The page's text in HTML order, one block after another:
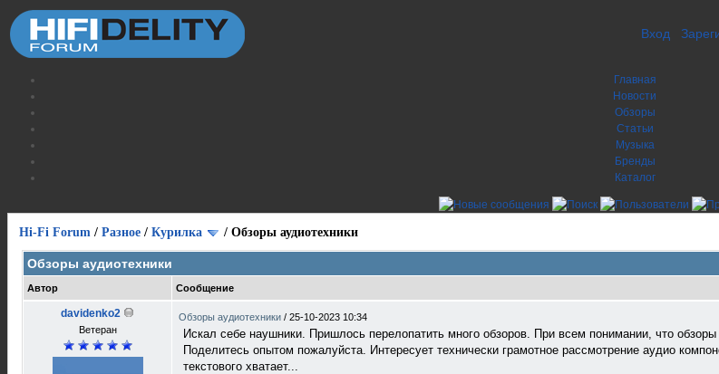
Вход
Главная
Новости
Обзоры
Статьи
Музыка
Бренды
Каталог
Hi-Fi Forum / Разное / Курилка / Обзоры аудиотехники
Обзоры аудиотехники
Автор Сообщение
davidenko2
Ветеран
Обзоры аудиотехники / 25-10-2023 10:34
Искал себе наушники. Пришлось перелопатить много обзоров. При всем понимании, что
Поделитесь опытом пожалуйста. Интересует технически грамотное рассмотрение аудио
текстового хватает...